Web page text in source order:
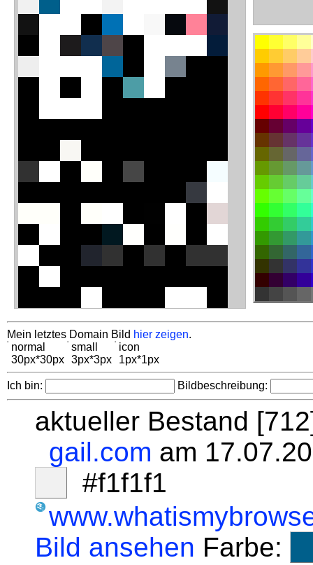
Mein letztes Domain Bild hier zeigen.
normal
30px*30px
small
3px*3px
icon
1px*1px
Ich bin: Bildbeschreibung:
aktueller Bestand
gail.com am
#f1f1f1
Bild ansehen Farbe: